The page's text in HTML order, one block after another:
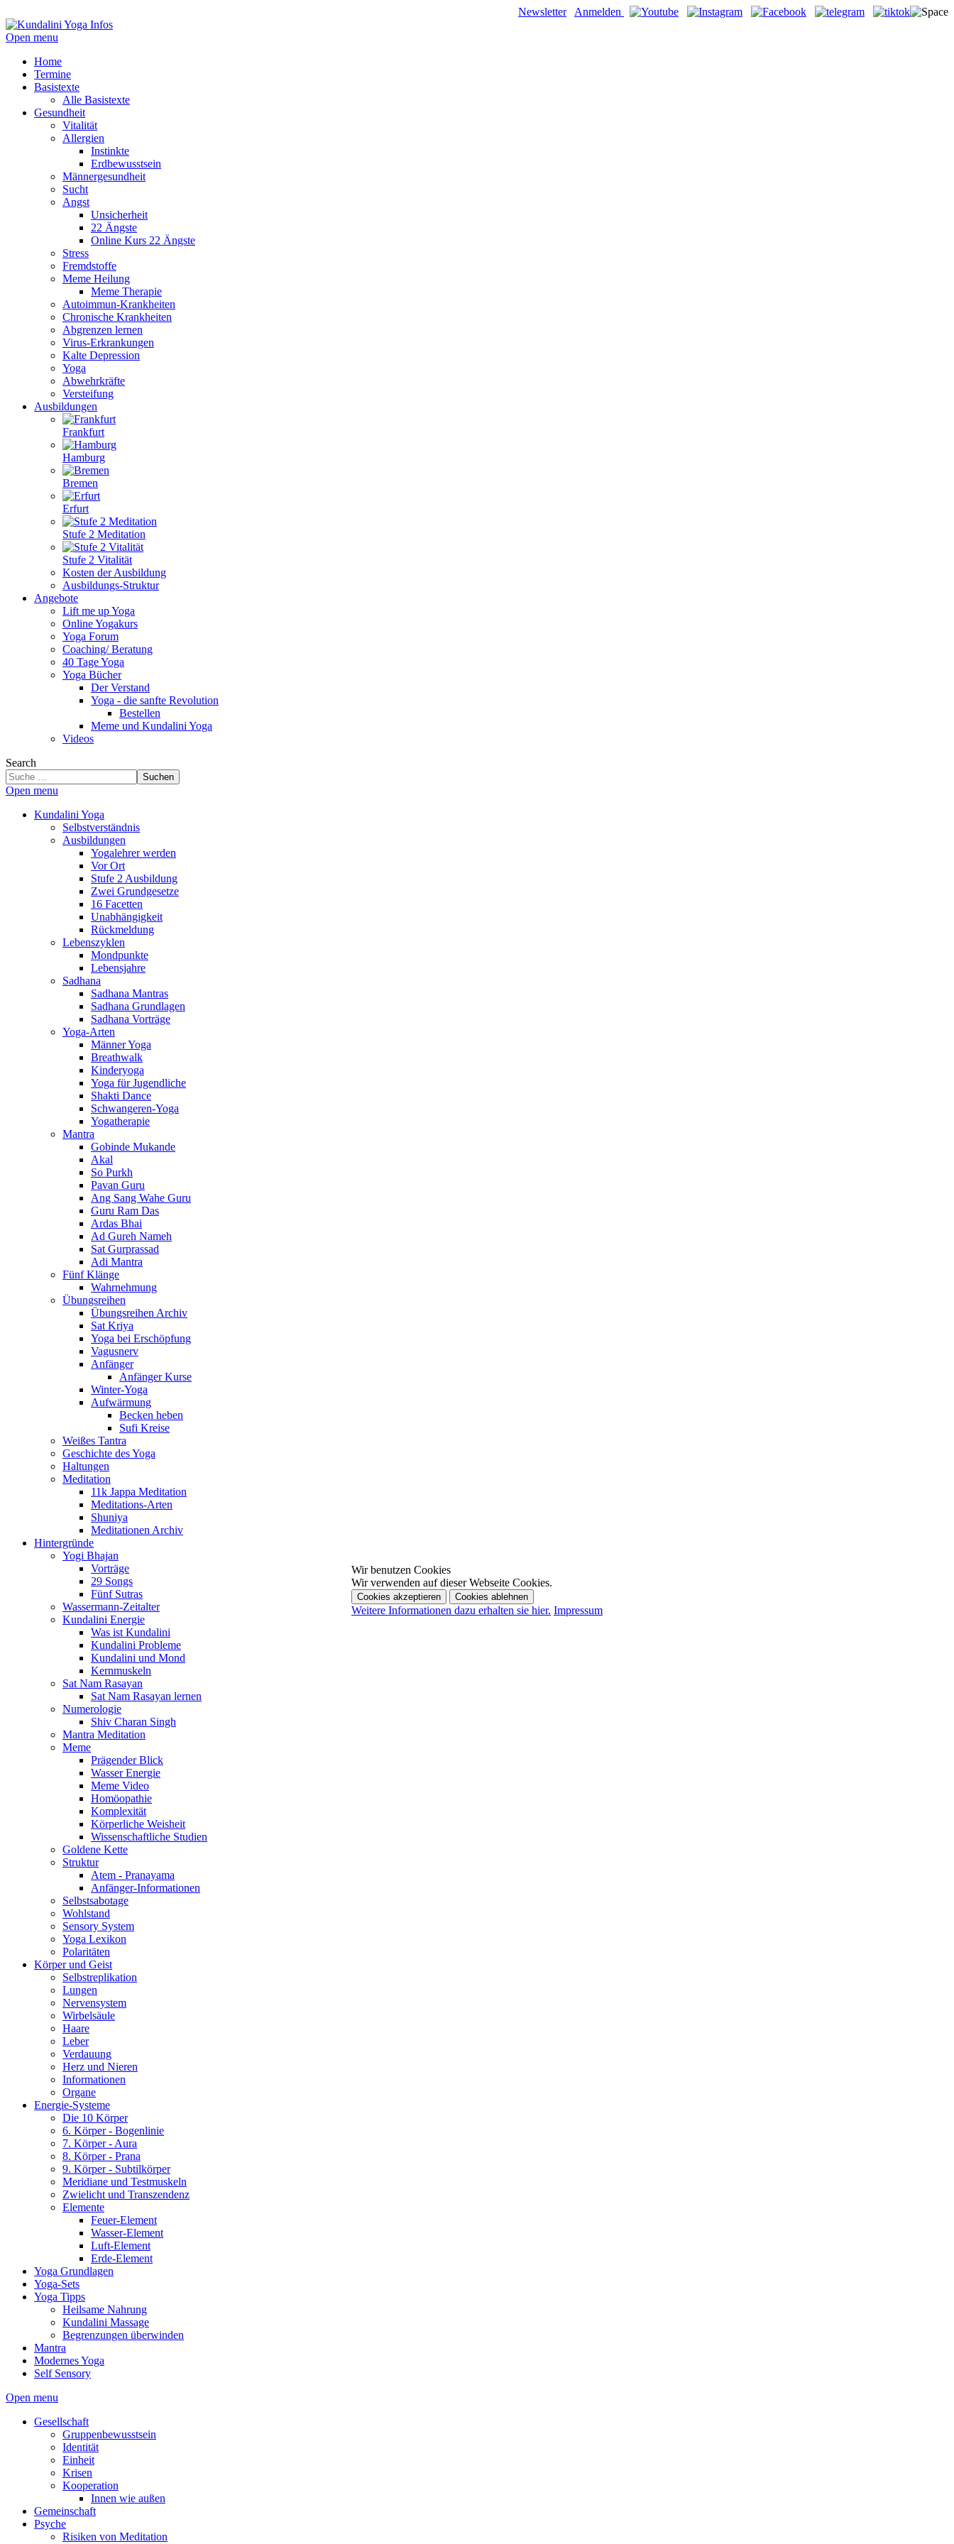
Newsletter Anmelden
Open menu
Home
Termine
Basistexte
Alle Basistexte
Gesundheit
Vitalität
Allergien
Instinkte
Erdbewusstsein
Männergesundheit
Sucht
Angst
Unsicherheit
22 Ängste
Online Kurs 22 Ängste
Stress
Fremdstoffe
Meme Heilung
Meme Therapie
Autoimmun-Krankheiten
Chronische Krankheiten
Abgrenzen lernen
Virus-Erkrankungen
Kalte Depression
Yoga
Abwehrkräfte
Versteifung
Ausbildungen
Frankfurt
Hamburg
Bremen
Erfurt
Stufe 2 Meditation
Stufe 2 Vitalität
Kosten der Ausbildung
Ausbildungs-Struktur
Angebote
Lift me up Yoga
Online Yogakurs
Yoga Forum
Coaching/ Beratung
40 Tage Yoga
Yoga Bücher
Der Verstand
Yoga - die sanfte Revolution
Bestellen
Meme und Kundalini Yoga
Videos
Search
Suchen
Open menu
Kundalini Yoga
Selbstverständnis
Ausbildungen
Yogalehrer werden
Vor Ort
Stufe 2 Ausbildung
Zwei Grundgesetze
16 Facetten
Unabhängigkeit
Rückmeldung
Lebenszyklen
Mondpunkte
Lebensjahre
Sadhana
Sadhana Mantras
Sadhana Grundlagen
Sadhana Vorträge
Yoga-Arten
Männer Yoga
Breathwalk
Kinderyoga
Yoga für Jugendliche
Shakti Dance
Schwangeren-Yoga
Yogatherapie
Mantra
Gobinde Mukande
Akal
So Purkh
Pavan Guru
Ang Sang Wahe Guru
Guru Ram Das
Ardas Bhai
Ad Gureh Nameh
Sat Gurprassad
Adi Mantra
Fünf Klänge
Wahrnehmung
Übungsreihen
Übungsreihen Archiv
Sat Kriya
Yoga bei Erschöpfung
Vagusnerv
Anfänger
Anfänger Kurse
Winter-Yoga
Aufwärmung
Becken heben
Sufi Kreise
Weißes Tantra
Geschichte des Yoga
Haltungen
Meditation
11k Jappa Meditation
Meditations-Arten
Shuniya
Meditationen Archiv
Hintergründe
Yogi Bhajan
Vorträge
29 Songs
Fünf Sutras
Wassermann-Zeitalter
Kundalini Energie
Was ist Kundalini
Kundalini Probleme
Kundalini und Mond
Kernmuskeln
Sat Nam Rasayan
Sat Nam Rasayan lernen
Numerologie
Shiv Charan Singh
Mantra Meditation
Meme
Prägender Blick
Wasser Energie
Meme Video
Homöopathie
Komplexität
Körperliche Weisheit
Wissenschaftliche Studien
Goldene Kette
Struktur
Atem - Pranayama
Anfänger-Informationen
Selbstsabotage
Wohlstand
Sensory System
Yoga Lexikon
Polaritäten
Körper und Geist
Selbstreplikation
Lungen
Nervensystem
Wirbelsäule
Haare
Leber
Verdauung
Herz und Nieren
Informationen
Organe
Energie-Systeme
Die 10 Körper
6. Körper - Bogenlinie
7. Körper - Aura
8. Körper - Prana
9. Körper - Subtilkörper
Meridiane und Testmuskeln
Zwielicht und Transzendenz
Elemente
Feuer-Element
Wasser-Element
Luft-Element
Erde-Element
Yoga Grundlagen
Yoga-Sets
Yoga Tipps
Heilsame Nahrung
Kundalini Massage
Begrenzungen überwinden
Mantra
Modernes Yoga
Self Sensory
Open menu
Gesellschaft
Gruppenbewusstsein
Identität
Einheit
Krisen
Kooperation
Innen wie außen
Gemeinschaft
Psyche
Risiken von Meditation
Wir benutzen Cookies
Wir verwenden auf dieser Webseite Cookies.
Cookies akzeptieren Cookies ablehnen
Weitere Informationen dazu erhalten sie hier. Impressum